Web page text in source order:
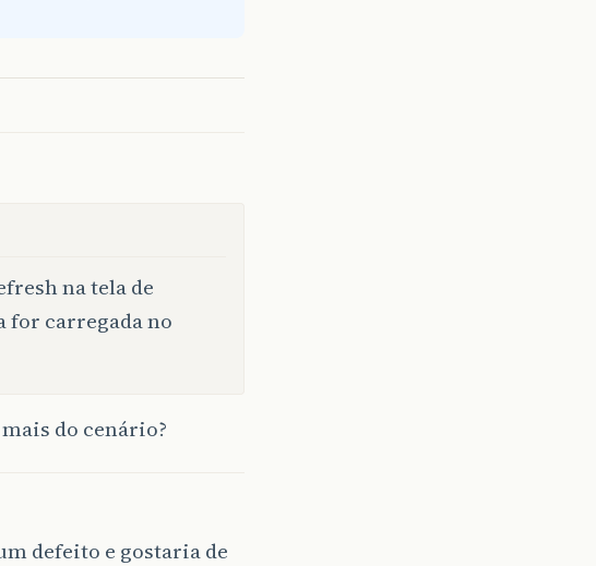
na tela de
for carregada no
do cenário?
defeito e gostaria de